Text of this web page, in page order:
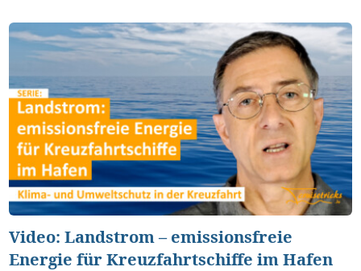
Video: Landstrom – emissionsfreie
Energie für Kreuzfahrtschiffe im Hafen